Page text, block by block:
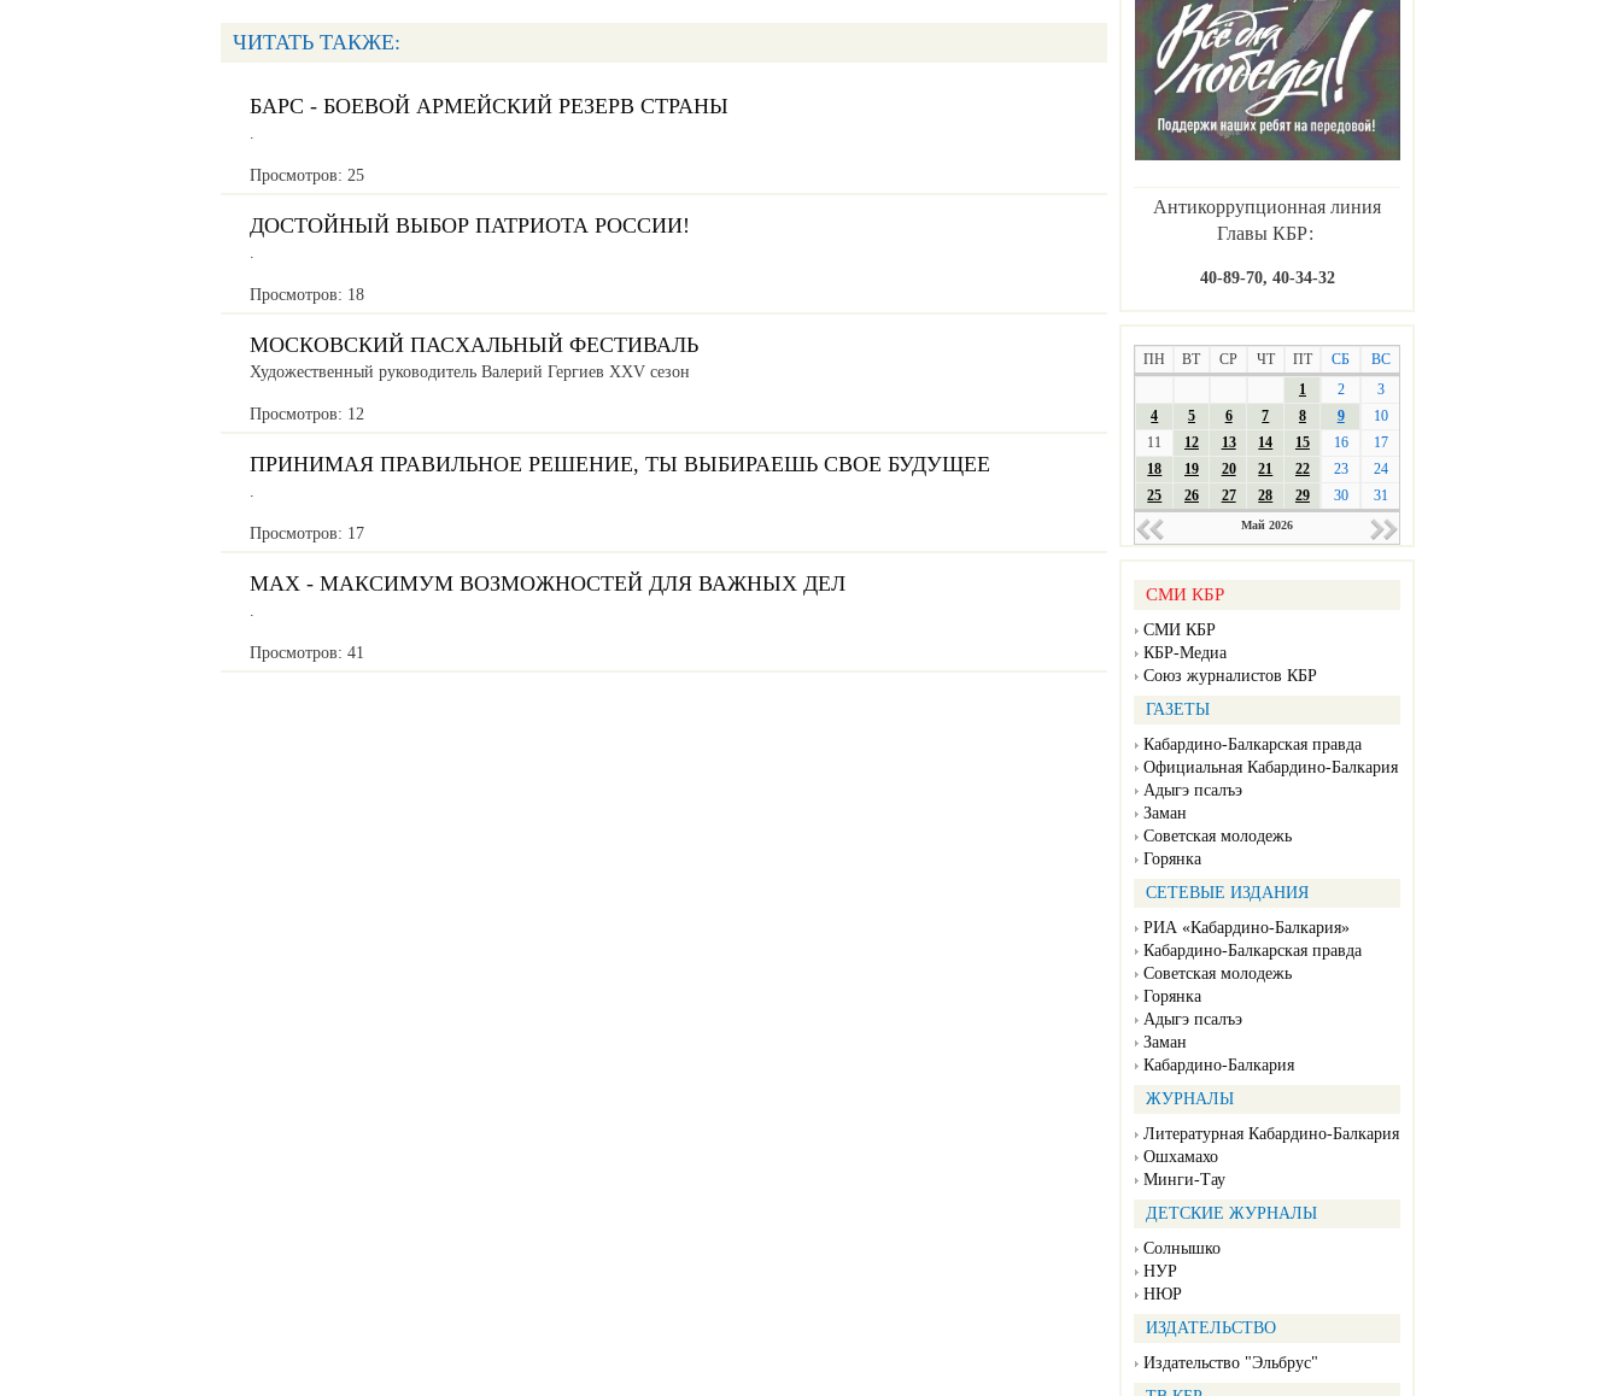
Антикоррупционная линия
Главы КБР:
40-89-70, 40-34-32
ПН ВТ СР ЧТ ПТ СБ
ВС
1
2
3
4
5 6 7 8 9
10
11
12 13 14 15 16
17
18
19 20 21 22 23
24
25
26 27 28 29 30 31
Май 2026
СМИ КБР
СМИ КБР
КБР-Медиа
Союз журналистов КБР
ГАЗЕТЫ
Кабардино-Балкарская правда
Официальная Кабардино-Балкария
Адыгэ псалъэ
Заман
Советская молодежь
Горянка
СЕТЕВЫЕ ИЗДАНИЯ
РИА «Кабардино-Балкария»
Кабардино-Балкарская правда
Советская молодежь
Горянка
Адыгэ псалъэ
Заман
Кабардино-Балкария
ЖУРНАЛЫ
Литературная Кабардино-Балкария
Ошхамахо
Минги-Тау
ДЕТСКИЕ ЖУРНАЛЫ
Солнышко
НУР
НЮР
ИЗДАТЕЛЬСТВО
Издательство "Эльбрус"
ЧИТАТЬ ТАКЖЕ:
БАРС - БОЕВОЙ АРМЕЙСКИЙ РЕЗЕРВ СТРАНЫ
Просмотров: 25
ДОСТОЙНЫЙ ВЫБОР ПАТРИОТА РОССИИ!
Просмотров: 18
МОСКОВСКИЙ ПАСХАЛЬНЫЙ ФЕСТИВАЛЬ
Художественный руководитель Валерий Гергиев ХХV сезон
Просмотров: 12
ПРИНИМАЯ ПРАВИЛЬНОЕ РЕШЕНИЕ, ТЫ ВЫБИРАЕШЬ СВОЕ БУДУЩЕЕ
Просмотров: 17
MAX - МАКСИМУМ ВОЗМОЖНОСТЕЙ ДЛЯ ВАЖНЫХ ДЕЛ
Просмотров: 41